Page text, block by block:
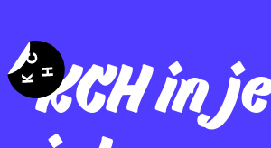
KCH in je